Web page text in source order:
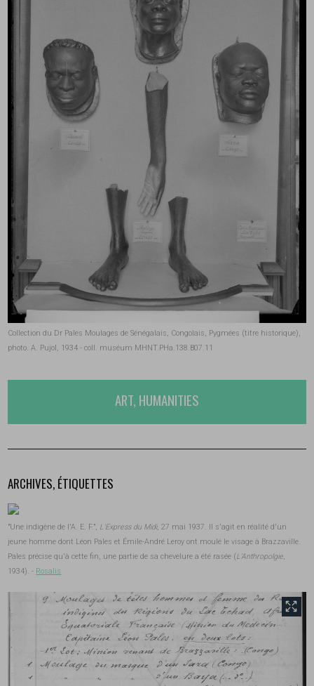
Collection du Dr Pales Moulages de Sénégalais, Congolais, Pygmées (titre historique),
photo. A. Pujol, 1934 - coll. muséum MHNT.PHa.138.B07.11
ART, HUMANITIES
ARCHIVES, ÉTIQUETTES
"Une indigène de l'A. E. F.", L'Express du Midi, 27 mai 1937. Il s'agit en réalité d'un
jeune homme dont Léon Pales et Émile-André Leroy ont moulé le visage à Brazzaville.
Pales précise qu'à cette fin, une partie de sa chevelure a été rasée (L'Anthropolgie,
1934). - Rosalis
front.tobii.full_size